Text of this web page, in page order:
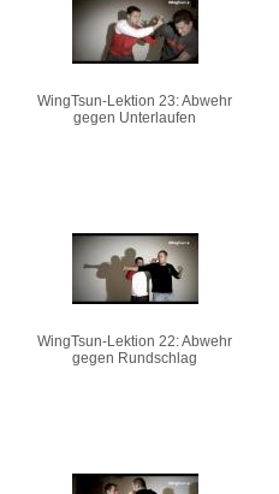
WingTsun-Lektion 23: Abwehr
gegen Unterlaufen
WingTsun-Lektion 22: Abwehr
gegen Rundschlag